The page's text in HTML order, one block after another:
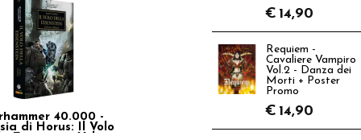
40.000 -
di Horus: Il Volo
€ 14,90
Requiem -
Cavaliere Vampiro
Vol.2 - Danza dei
Morti + Poster
Promo
€ 14,90